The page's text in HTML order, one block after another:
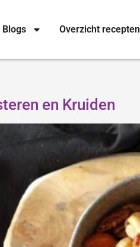
Blogs Overzicht recepten
en Kruiden